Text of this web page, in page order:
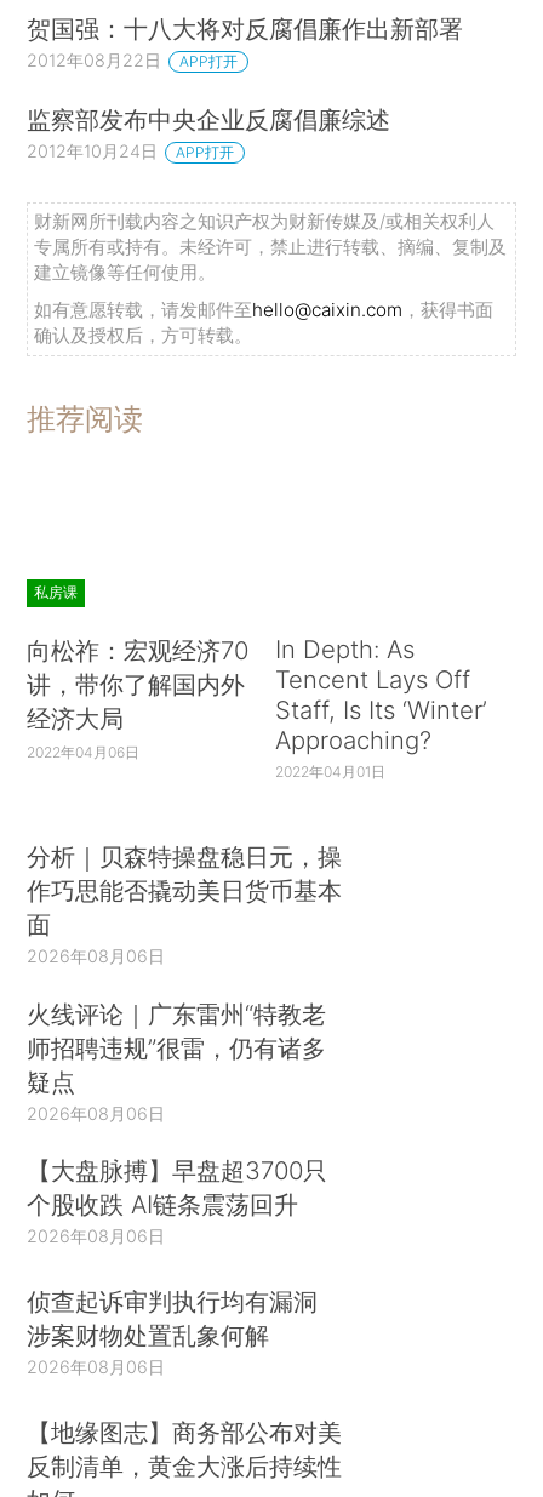
贺国强：十八大将对反腐倡廉作出新部署
2012年08月22日 APP打开
监察部发布中央企业反腐倡廉综述
2012年10月24日 APP打开
财新网所刊载内容之知识产权为财新传媒及/或相关权利人
专属所有或持有。未经许可，禁止进行转载、摘编、复制及
建立镜像等任何使用。
如有意愿转载，请发邮件至hello@caixin.com ，获得书面
确认及授权后，方可转载。
推荐阅读
私房课
向松祚：宏观经济70
讲，带你了解国内外
经济大局
2022年04月06日
In Depth: As
Tencent Lays Off
Staff, Is Its ‘Winter’
Approaching?
2022年04月01日
分析｜贝森特操盘稳日元，操
作巧思能否撬动美日货币基本
面
2026年08月06日
火线评论｜广东雷州“特教老
师招聘违规”很雷，仍有诸多
疑点
2026年08月06日
【大盘脉搏】早盘超3700只
个股收跌 AI链条震荡回升
2026年08月06日
侦查起诉审判执行均有漏洞
涉案财物处置乱象何解
2026年08月06日
【地缘图志】商务部公布对美
反制清单，黄金大涨后持续性